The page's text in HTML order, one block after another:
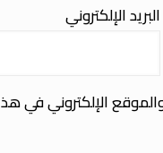
البريد الإلكتروني
الإلكتروني في